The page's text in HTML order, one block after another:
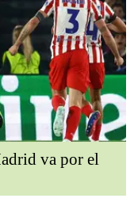
va por el